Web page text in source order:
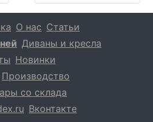
О нас Статьи
Диваны и кресла
Новинки
Производство
со склада
Вконтакте